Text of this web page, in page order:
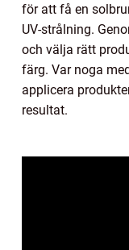
för att få en
UV-strålning.
och välja rätt
färg. Var noga
applicera
resultat.